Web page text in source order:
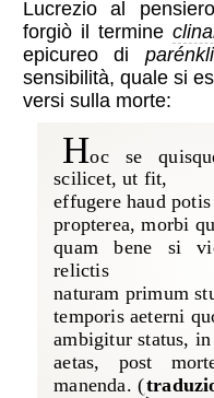
Lucrezio al
forgiò il termine
epicureo di
sensibilità, quale si
versi sulla morte:
Hoc se
scilicet, ut fit,
effugere haud
propterea, morbi
quam bene si
relictis
naturam primum
temporis aeterni
ambigitur status,
aetas, post
manenda. (